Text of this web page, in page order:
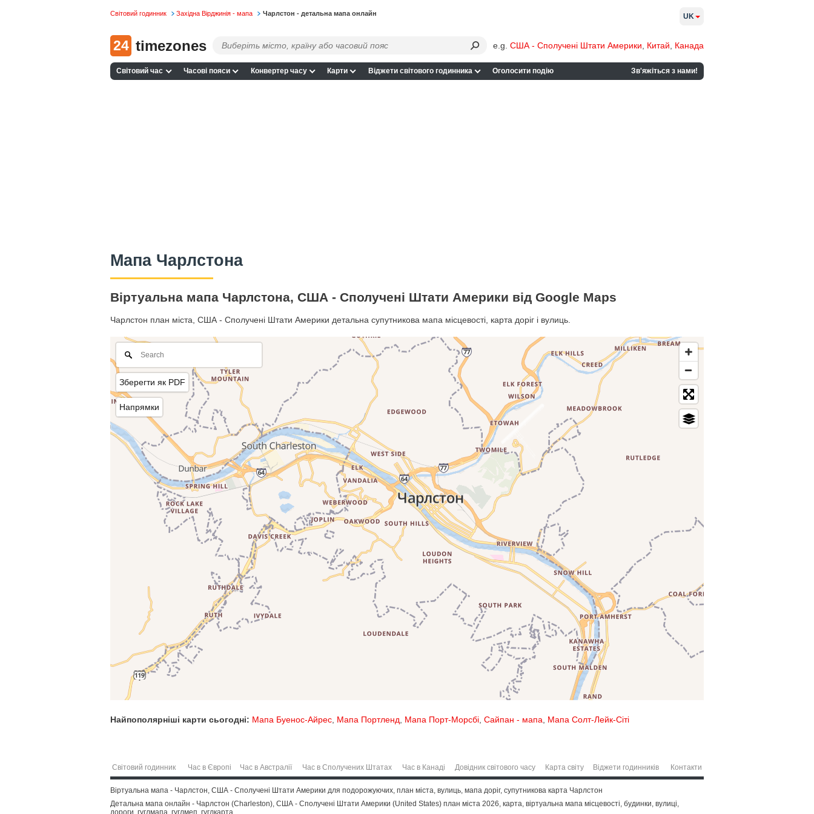
Світовий годинник Західна Вірджинія - мапа Чарлстон - детальна мапа онлайн
24 timezones e.g. США - Сполучені Штати Америки Китай Канада
Світовий час Часові пояси Конвертер часу Карти Віджети світового годинника Оголосити подію Зв'яжіться з нами!
UK
Мапа Чарлстона
Віртуальна мапа Чарлстона, США - Сполучені Штати Америки від Google Maps
Чарлстон план міста, США - Сполучені Штати Америки детальна супутникова мапа місцевості, карта доріг і вулиць.
Зберегти як PDF
Напрямки
Найпополярніші карти сьогодні: Мапа Буенос-Айрес Мапа Портленд Мапа Порт-Морсбі Сайпан - мапа Мапа Солт-Лейк-Сіті
Світовий годинник Час в Європі Час в Австралії Час в Сполучених Штатах Час в Канаді Довідник світового часу Карта світу Віджети годинників Контакти
Віртуальна мапа - Чарлстон, США - Сполучені Штати Америки для подорожуючих, план міста, вулиць, мапа доріг, супутникова карта Чарлстон
Детальна мапа онлайн - Чарлстон (Charleston), США - Сполучені Штати Америки (United States) план міста 2026, карта, віртуальна мапа місцевості, будинки, вулиці,
дороги, гуглмапа, гуглмеп, гуглкарта.